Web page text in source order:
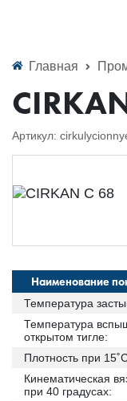
Главная
Артикул:
Наименование
Температура
Температура
открытом тигле:
Плотность при
Кинематическая
при 40 градусах: